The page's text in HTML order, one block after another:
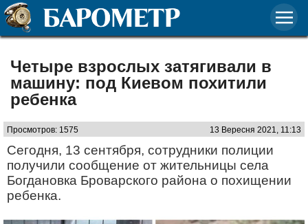
Четыре взрослых затягивали в
машину: под Киевом похитили
ребенка
Просмотров: 1575 13 Вересня 2021, 11:13
Сегодня, 13 сентября, сотрудники полиции
получили сообщение от жительницы села
Богдановка Броварского района о похищении
ребенка.